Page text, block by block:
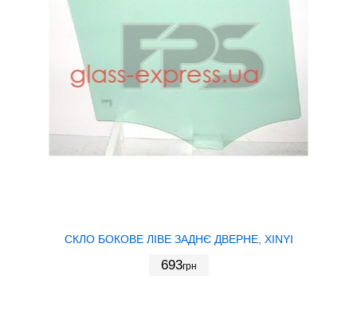
СКЛО БОКОВЕ ЛІВЕ ЗАДНЄ ДВЕРНЕ, XINYI
693грн